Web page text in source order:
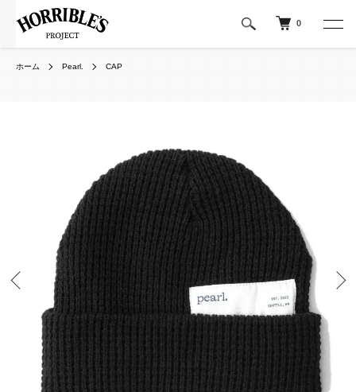
0
ホーム Pearl. CAP